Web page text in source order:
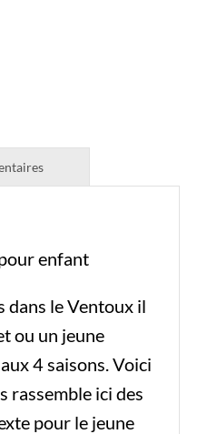
enfant
dans le Ventoux il
ou un jeune
4 saisons. Voici
rassemble ici des
pour le jeune